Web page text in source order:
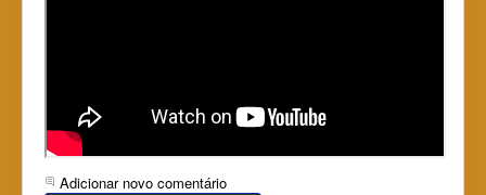
Adicionar novo comentário